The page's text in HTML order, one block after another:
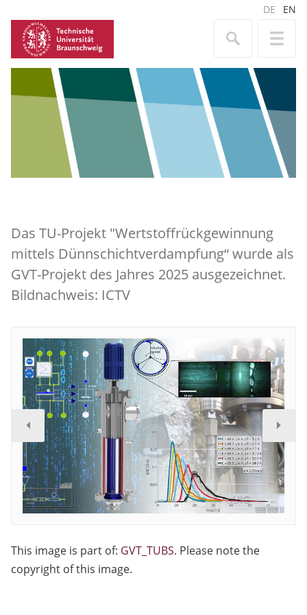
DE EN
Das TU-Projekt "Wertstoffrückgewinnung
mittels Dünnschichtverdampfung“ wurde als
GVT-Projekt des Jahres 2025 ausgezeichnet.
Bildnachweis: ICTV
This image is part of: GVT_TUBS. Please note the
copyright of this image.